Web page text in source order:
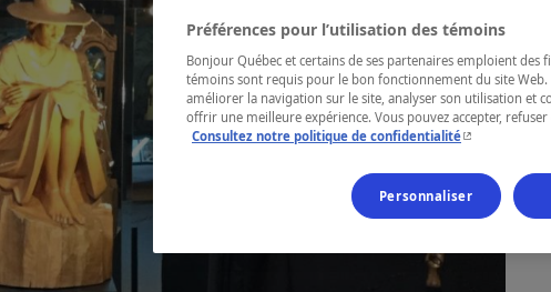
Préférences pour l’utilisation des témoins
Bonjour Québec et certains de ses partenaires emploient des
témoins sont requis pour le bon fonctionnement du site Web.
améliorer la navigation sur le site, analyser son utilisation et
offrir une meilleure expérience. Vous pouvez accepter,
Consultez notre politique de confidentialité- Cet hyperlien
Personnaliser